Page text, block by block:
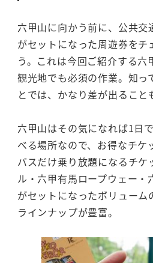
六甲山に向かう前に、公共
がセットになった周遊券をチ
う。これは今回ご紹介する六
観光地でも必須の作業。知っ
とでは、かなり差が出ること
六甲山はその気になれば1日
べる場所なので、お得なチケ
バスだけ乗り放題になるチケ
ル・六甲有馬ロープウェー・
がセットになったボリューム
ラインナップが豊富。